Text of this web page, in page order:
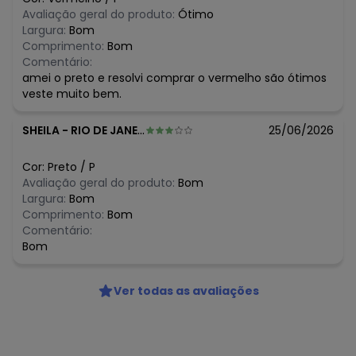
algum dia do mês, para o menor tamanho disponível.
agosto/2026
julho/2026
junho/2026
maio/2026 R$ 54,95
abril/2026 R$ 76,93
R$ 76,93
Avaliação geral do produto: Ótimo
Largura: Bom
Comprimento: Bom
Comentário:
amei o preto e resolvi comprar o vermelho são ótimos
veste muito bem.
SHEILA - RIO DE JANEIRO - RJ 25/06/2026
Cor: Preto / P
Avaliação geral do produto: Bom
Largura: Bom
Comprimento: Bom
Comentário:
Bom
Ver todas as avaliações